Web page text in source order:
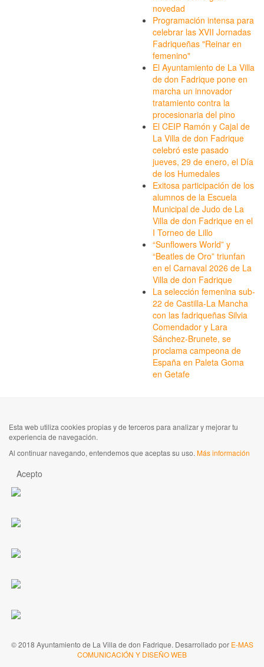
novedad
Programación intensa para
celebrar las XVII Jornadas
Fadriqueñas "Reinar en
femenino"
El Ayuntamiento de La Villa
de don Fadrique pone en
marcha un innovador
tratamiento contra la
procesionaria del pino
El CEIP Ramón y Cajal de
La Villa de don Fadrique
celebró este pasado
jueves, 29 de enero, el Día
de los Humedales
Exitosa participación de los
alumnos de la Escuela
Municipal de Judo de La
Villa de don Fadrique en el
I Torneo de Lillo
“Sunflowers World” y
“Beatles de Oro” triunfan
en el Carnaval 2026 de La
Villa de don Fadrique
La selección femenina sub-
22 de Castilla-La Mancha
con las fadriqueñas Silvia
Comendador y Lara
Sánchez-Brunete, se
proclama campeona de
España en Paleta Goma
en Getafe
Esta web utiliza cookies propias y de terceros para analizar y mejorar tu
experiencia de navegación.
Al continuar navegando, entendemos que aceptas su uso. Más información
Acepto
© 2018 Ayuntamiento de La Villa de don Fadrique. Desarrollado por E-MAS
COMUNICACIÓN Y DISEÑO WEB